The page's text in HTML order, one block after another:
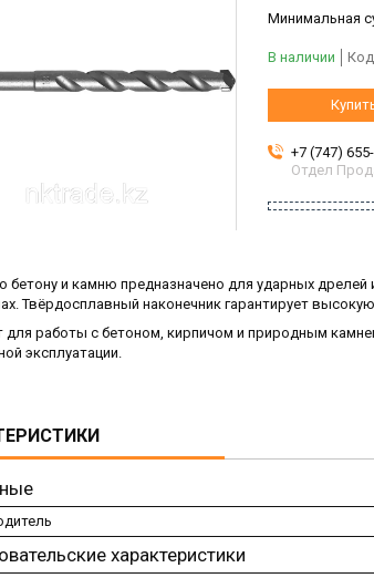
Минимальная
В наличии
+7 (747)
Отдел
бетону и камню предназначено для ударных
Твёрдосплавный наконечник гарантирует
для работы с бетоном, кирпичом и природным
эксплуатации.
характеристики